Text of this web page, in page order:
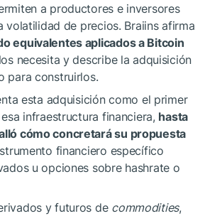
a productores e inversores
volatilidad de precios. Braiins afirma
equivalentes aplicados a Bitcoin
necesita y describe la adquisición
para construirlos.
esta adquisición como el primer
infraestructura financiera, hasta
cómo concretará su propuesta
financiero específico
u opciones sobre hashrate o
y futuros de commodities,